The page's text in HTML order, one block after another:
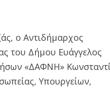
ο Αντιδήμαρχος
του Δήμου Ευάγγελος
«ΔΑΦΝΗ»
Υπουργείων,